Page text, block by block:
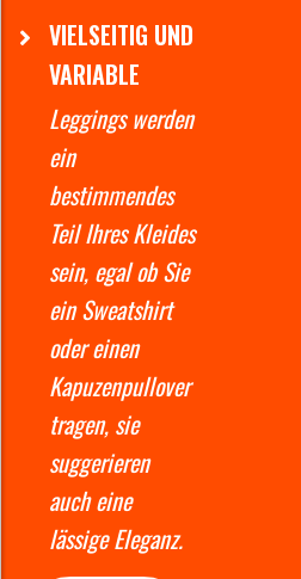
VIELSEITIG UND
VARIABLE
Leggings werden
ein
bestimmendes
Teil Ihres Kleides
sein, egal ob Sie
ein Sweatshirt
oder einen
Kapuzenpullover
tragen, sie
suggerieren
auch eine
lässige Eleganz.